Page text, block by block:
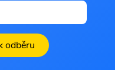
odběru